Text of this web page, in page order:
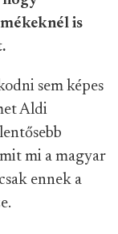
is
sem képes
Aldi
mi a magyar
ennek a